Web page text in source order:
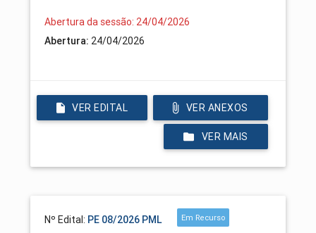
Abertura da sessão: 24/04/2026
Abertura: 24/04/2026
VER EDITAL VER ANEXOS
VER MAIS
Nº Edital: PE 08/2026 PML Em Recurso